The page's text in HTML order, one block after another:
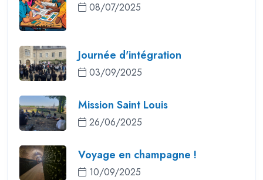
08/07/2025
Journée d'intégration
03/09/2025
Mission Saint Louis
26/06/2025
Voyage en champagne !
10/09/2025